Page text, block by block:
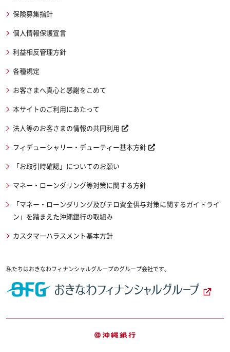
私たちはおきなわフィナンシャルグループのグループ会社です。
保険募集指針
個人情報保護宣言
利益相反管理方針
各種規定
お客さまへ真心と感謝をこめて
本サイトのご利用にあたって
法人等のお客さまの情報の共同利用
フィデューシャリー・デューティー基本方針
「お取引時確認」についてのお願い
マネー・ローンダリング等対策に関する方針
「マネー・ローンダリング及びテロ資金供与対策に関するガイドライ
ン」を踏まえた沖縄銀行の取組み
カスタマーハラスメント基本方針